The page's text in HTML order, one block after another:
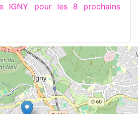
IGNY pour les 8 prochains